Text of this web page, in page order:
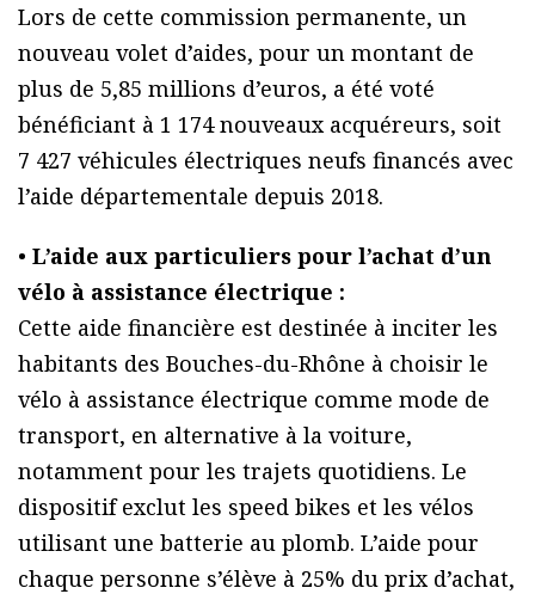
Lors de cette commission permanente, un
nouveau volet d’aides, pour un montant de
plus de 5,85 millions d’euros, a été voté
bénéficiant à 1 174 nouveaux acquéreurs, soit
7 427 véhicules électriques neufs financés avec
l’aide départementale depuis 2018.
• L’aide aux particuliers pour l’achat d’un
vélo à assistance électrique :
Cette aide financière est destinée à inciter les
habitants des Bouches-du-Rhône à choisir le
vélo à assistance électrique comme mode de
transport, en alternative à la voiture,
notamment pour les trajets quotidiens. Le
dispositif exclut les speed bikes et les vélos
utilisant une batterie au plomb. L’aide pour
chaque personne s’élève à 25% du prix d’achat,